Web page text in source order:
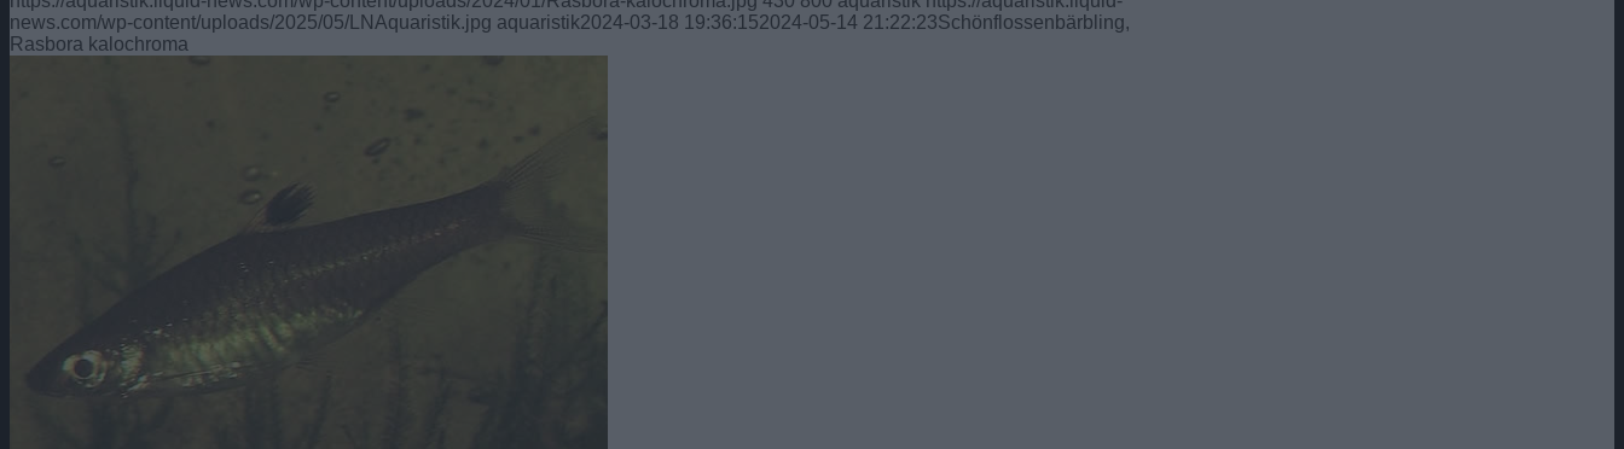
news.com/wp-content/uploads/2025/05/LNAquaristik.jpg aquaristik2024-03-18 19:36:152024-05-14 21:22:23Schönflossenbärbling,
Rasbora kalochroma